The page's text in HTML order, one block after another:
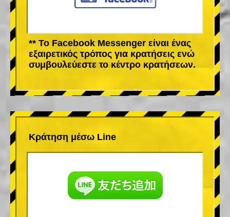
** Το Facebook Messenger είναι ένας
εξαιρετικός τρόπος για κρατήσεις ενώ
συμβουλεύεστε το κέντρο κρατήσεων.
Κράτηση μέσω Line